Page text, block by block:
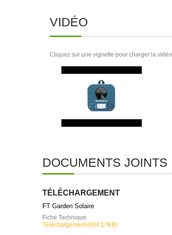
VIDÉO
Cliquez sur une vignette pour charger la vidéo
DOCUMENTS JOINTS
TÉLÉCHARGEMENT
FT Garden Solaire
Fiche Technique
Téléchargement (664.17KB)